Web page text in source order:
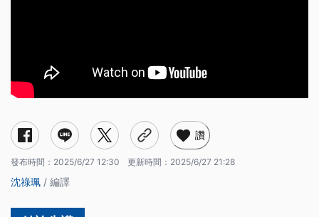
讚
發布時間： 2025/6/27 12:30 更新時間： 2025/6/27 21:28
沈祿珮 / 編譯